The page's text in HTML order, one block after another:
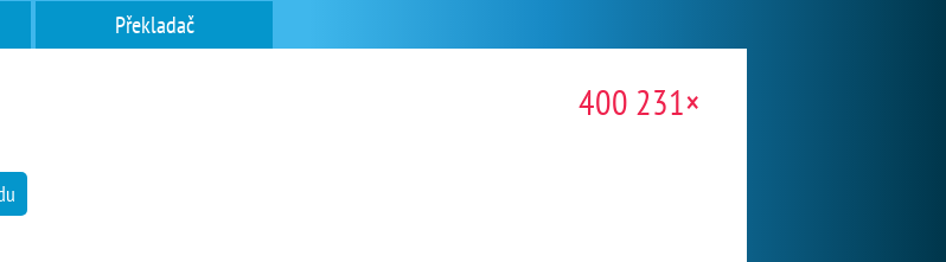
Překladač
400 231×